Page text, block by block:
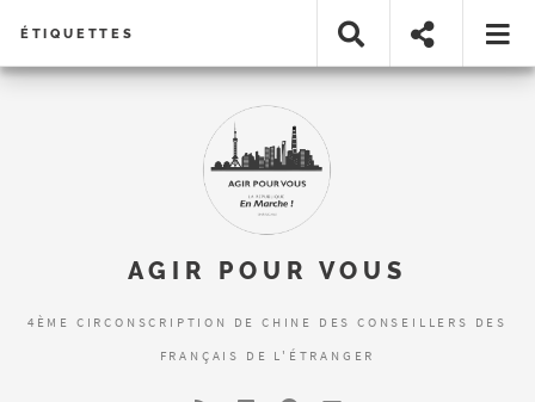
ÉTIQUETTES
AGIR POUR VOUS
4ÈME CIRCONSCRIPTION DE CHINE DES CONSEILLERS DES
FRANÇAIS DE L'ÉTRANGER